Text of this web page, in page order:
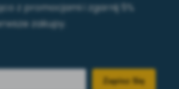
z promocjami i zgarnij 5%
zakupy.
Zapisz Się